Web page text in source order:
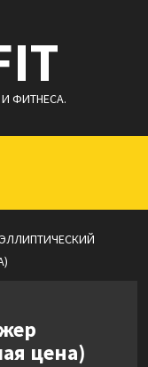
ФИТНЕСА.
ЭЛЛИПТИЧЕСКИЙ
цена)